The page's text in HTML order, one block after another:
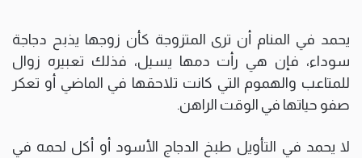
يحمد في المنام أن ترى المتزوجة كأن زوجها يذبح دجاجة
سوداء، فإن هي رأت دمها يسيل، فذلك تعبيره زوال
للمتاعب والهموم التي كانت تلاحقها في الماضي أو تعكر
صفو حياتها في الوقت الراهن.
لا يحمد في التأويل طبخ الدجاج الأسود أو أكل لحمه في